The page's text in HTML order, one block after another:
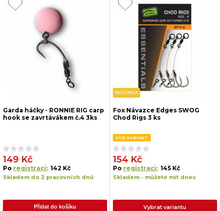
Garda háčky - RONNIE RIG carp
hook se zavrtávákem č.4 3ks
149 Kč
Po registraci: 142 Kč
Skladem do 2 pracovních dnů
Přidat do košíku
NOVINKA
Fox Návazce Edges SWOG
Chod Rigs 3 ks
VÍCE VARIANT
154 Kč
Po registraci: 145 Kč
Skladem - můžete mít dnes
Vybrat variantu